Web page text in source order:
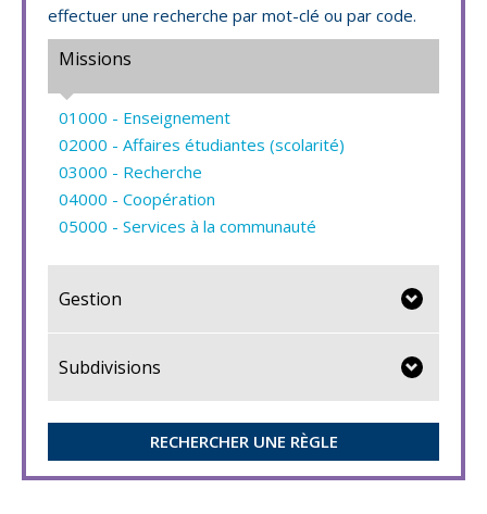
effectuer une recherche par mot-clé ou par code.
Missions
01000 - Enseignement
02000 - Affaires étudiantes (scolarité)
03000 - Recherche
04000 - Coopération
05000 - Services à la communauté
Gestion
Subdivisions
RECHERCHER UNE RÈGLE